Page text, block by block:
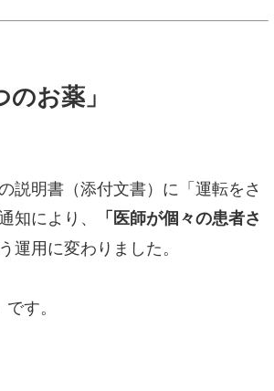
お薬」
説明書（添付文書）に「運転をさ
により、
「医師が個々の患者さ
運用に変わりました。
す。